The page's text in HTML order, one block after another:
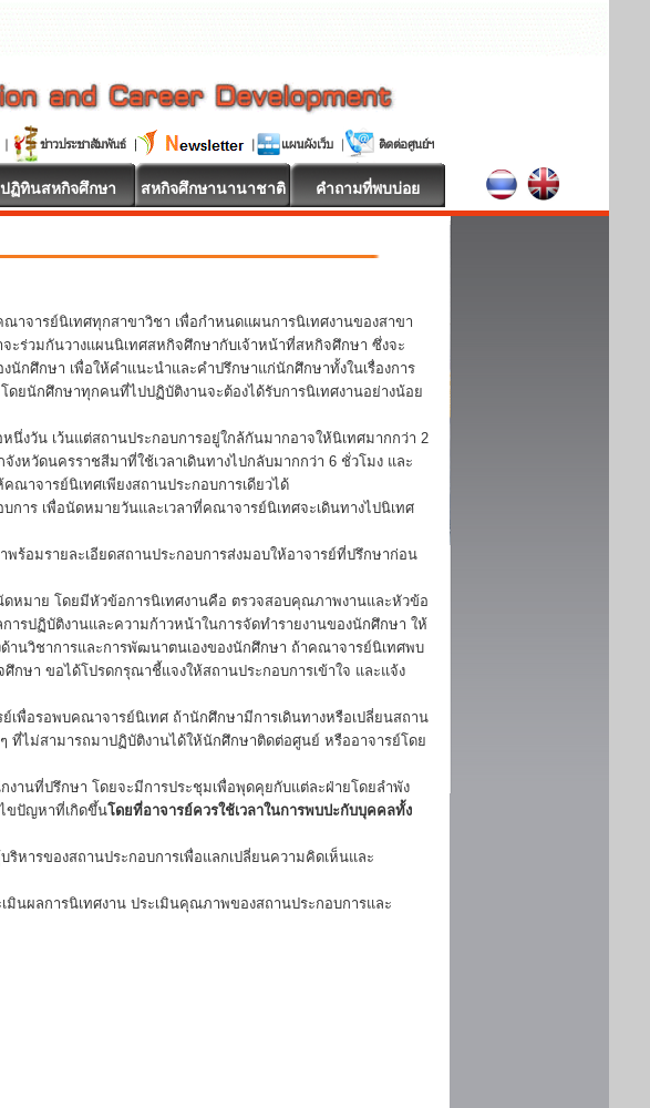
ปฏิทินสหกิจศึกษา สหกิจศึกษานานาชาติ คำถามที่พบบ่อย
าจารย์นิเทศทุกสาขาวิชา เพื่อกำหนดแผนการนิเทศงานของสาขา
ะร่วมกันวางแผนนิเทศสหกิจศึกษากับเจ้าหน้าที่สหกิจศึกษา ซึ่งจะ
นักศึกษา เพื่อให้คำแนะนำและคำปรึกษาแก่นักศึกษาทั้งในเรื่องการ
ยนักศึกษาทุกคนที่ไปปฏิบัติงานจะต้องได้รับการนิเทศงานอย่างน้อย
นึ่งวัน เว้นแต่สถานประกอบการอยู่ใกล้กันมากอาจให้นิเทศมากกว่า 2
หวัดนครราชสีมาที่ใช้เวลาเดินทางไปกลับมากกว่า 6 ชั่วโมง และ
ณาจารย์นิเทศเพียงสถานประกอบการเดียวได้
การ เพื่อนัดหมายวันและเวลาที่คณาจารย์นิเทศจะเดินทางไปนิเทศ
ร้อมรายละเอียดสถานประกอบการส่งมอบให้อาจารย์ที่ปรึกษาก่อน
หมาย โดยมีหัวข้อการนิเทศงานคือ ตรวจสอบคุณภาพงานและหัวข้อ
รปฏิบัติงานและความก้าวหน้าในการจัดทำรายงานของนักศึกษา ให้
นวิชาการและการพัฒนาตนเองของนักศึกษา ถ้าคณาจารย์นิเทศพบ
กษา ขอได้โปรดกรุณาชี้แจงให้สถานประกอบการเข้าใจ และแจ้ง
เพื่อรอพบคณาจารย์นิเทศ ถ้านักศึกษามีการเดินทางหรือเปลี่ยนสถาน
ที่ไม่สามารถมาปฏิบัติงานได้ให้นักศึกษาติดต่อศูนย์ หรืออาจารย์โดย
านที่ปรึกษา โดยจะมีการประชุมเพื่อพุดคุยกับแต่ละฝ่ายโดยลำพัง
ขปัญหาที่เกิดขึ้นโดยที่อาจารย์ควรใช้เวลาในการพบปะกับบุคคลทั้ง
หารของสถานประกอบการเพื่อแลกเปลี่ยนความคิดเห็นและ
มินผลการนิเทศงาน ประเมินคุณภาพของสถานประกอบการและ